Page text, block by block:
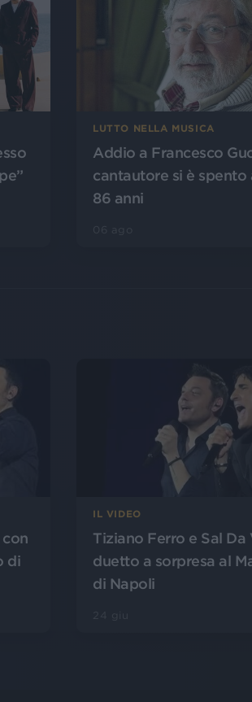
LUTTO NELLA MUSICA
Addio a Francesco
cantautore si è spento
86 anni
di
IL VIDEO
Tiziano Ferro e Sal Da
duetto a sorpresa al
di Napoli